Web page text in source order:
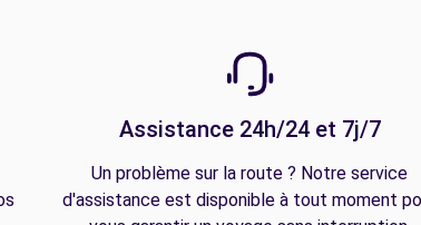
Assistance 24h/24 et 7j/7
Un problème sur la route ? Notre service
d'assistance est disponible à tout moment